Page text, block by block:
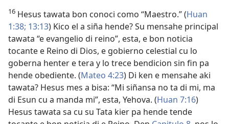
16 Hesus tawata bon conoci como “Maestro.” (Huan
1:38; 13:13) Kico el a siña hende? Su mensahe principal
tawata “e evangelio di reino”, esta, e bon noticia
tocante e Reino di Dios, e gobierno celestial cu lo
goberna henter e tera y lo trece bendicion sin fin pa
hende obediente. (Mateo 4:23) Di ken e mensahe aki
tawata? Hesus mes a bisa: “Mi siñansa no ta di mi, ma
di Esun cu a manda mi”, esta, Yehova. (Huan 7:16)
Hesus tawata sa cu su Tata kier pa hende tende